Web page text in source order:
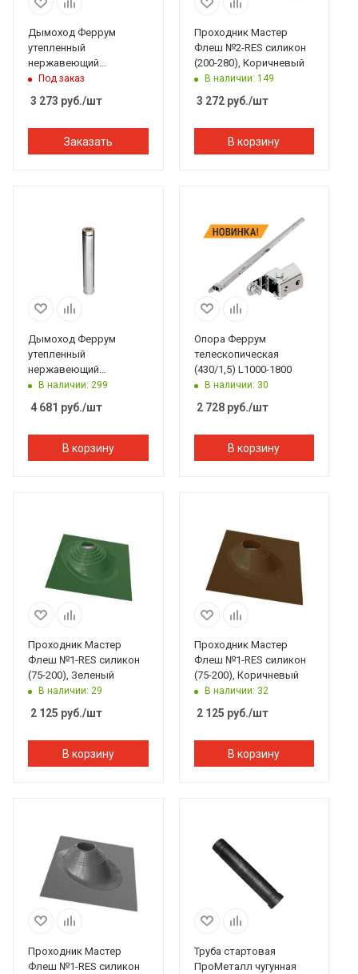
Дымоход Феррум
утепленный
нержавеющий
(430/0,5мм)/
оцинкованный ф150/210
L=1м по воде
Под заказ
3 273 руб./шт
Заказать
Проходник Мастер
Флеш №2-RES силикон
(200-280), Коричневый
В наличии: 149
3 272руб./шт
В корзину
Дымоход Феррум
утепленный
нержавеющий
(430/0,8мм)/зеркальный
нержавеющий ф150/210
L=1м по воде
В наличии: 299
4 681 руб./шт
В корзину
Опора Феррум
телескопическая
(430/1,5) L1000-1800
В наличии: 30
2 728руб./шт
В корзину
Проходник Мастер
Флеш №1-RES силикон
(75-200), Зеленый
В наличии: 29
2 125 руб./шт
В корзину
Проходник Мастер
Флеш №1-RES силикон
(75-200), Коричневый
В наличии: 32
2 125 руб./шт
В корзину
Проходник Мастер
Флеш №1-RES силикон
Труба стартовая
ПроМеталл чугунная